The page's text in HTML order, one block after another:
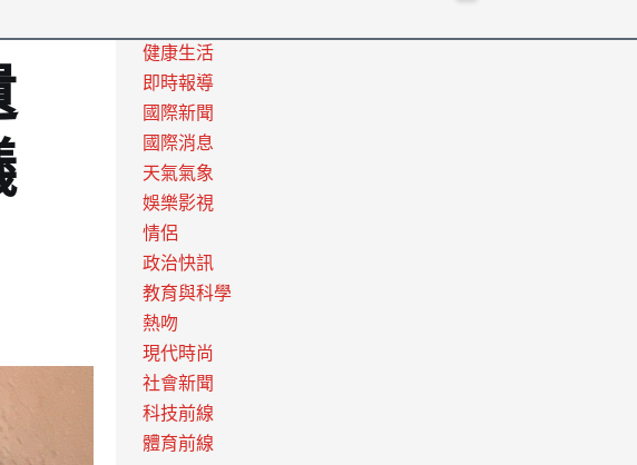
健康生活
即時報導
國際新聞
國際消息
天氣氣象
娛樂影視
情侶
政治快訊
教育與科學
熱吻
現代時尚
社會新聞
科技前線
體育前線